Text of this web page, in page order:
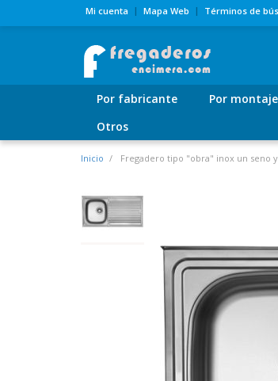
Mi cuenta Mapa Web Términos de
Por fabricante Por montaje
Otros
Inicio Fregadero tipo "obra" inox un seno